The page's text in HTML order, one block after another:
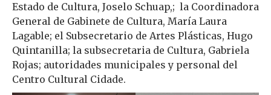
Estado de Cultura, Joselo Schuap,; la Coordinadora
General de Gabinete de Cultura, María Laura
Lagable; el Subsecretario de Artes Plásticas, Hugo
Quintanilla; la subsecretaria de Cultura, Gabriela
Rojas; autoridades municipales y personal del
Centro Cultural Cidade.